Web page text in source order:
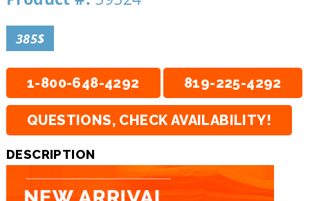
385$
1-800-648-4292 819-225-4292
QUESTIONS, CHECK AVAILABILITY!
DESCRIPTION